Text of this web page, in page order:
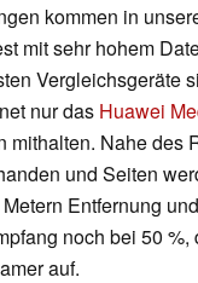
kommen in
mit sehr hohem
Vergleichsgeräte
nur das Huawei
mithalten. Nahe des
und Seiten
Entfernung
noch bei 50 %,
auf.